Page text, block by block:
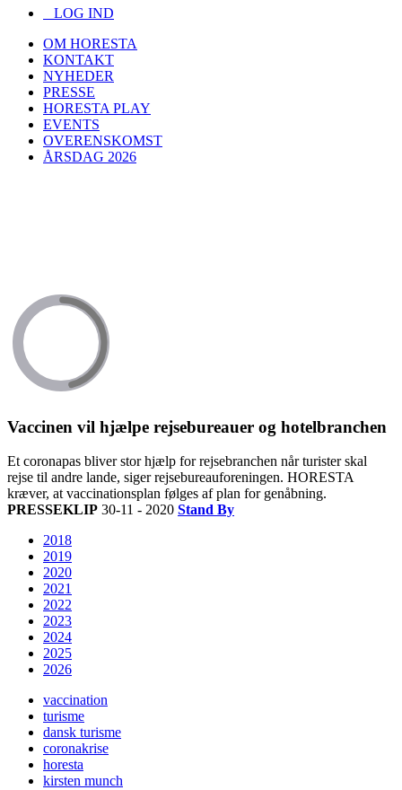
LOG IND
OM HORESTA
KONTAKT
NYHEDER
PRESSE
HORESTA PLAY
EVENTS
OVERENSKOMST
ÅRSDAG 2026
Vaccinen vil hjælpe rejsebureauer og hotelbranchen
Et coronapas bliver stor hjælp for rejsebranchen når turister skal
rejse til andre lande, siger rejsebureauforeningen. HORESTA
kræver, at vaccinationsplan følges af plan for genåbning.
PRESSEKLIP 30-11 - 2020 Stand By
2018
2019
2020
2021
2022
2023
2024
2025
2026
vaccination
turisme
dansk turisme
coronakrise
horesta
kirsten munch